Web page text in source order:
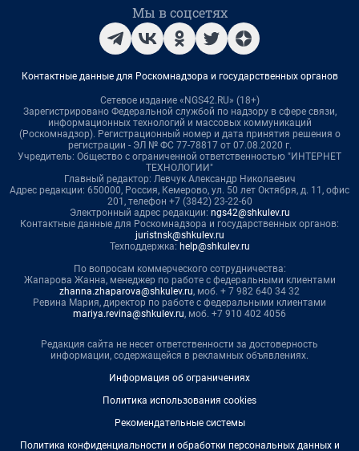
Мы в соцсетях
Контактные данные для Роскомнадзора и государственных органов
Сетевое издание «NGS42.RU» (18+)
Зарегистрировано Федеральной службой по надзору в сфере связи,
информационных технологий и массовых коммуникаций
(Роскомнадзор). Регистрационный номер и дата принятия решения о
регистрации - ЭЛ № ФС 77-78817 от 07.08.2020 г.
Учредитель: Общество с ограниченной ответственностью "ИНТЕРНЕТ
ТЕХНОЛОГИИ"
Главный редактор: Левчук Александр Николаевич
Адрес редакции: 650000, Россия, Кемерово, ул. 50 лет Октября, д. 11, офис
201, телефон +7 (3842) 23-22-60
Электронный адрес редакции: ngs42@shkulev.ru
Контактные данные для Роскомнадзора и государственных органов:
juristnsk@shkulev.ru
Техподдержка: help@shkulev.ru
По вопросам коммерческого сотрудничества:
Жапарова Жанна, менеджер по работе с федеральными клиентами
zhanna.zhaparova@shkulev.ru, моб. + 7 982 640 34 32
Ревина Мария, директор по работе с федеральными клиентами
mariya.revina@shkulev.ru, моб. +7 910 402 4056
Редакция сайта не несет ответственности за достоверность
информации, содержащейся в рекламных объявлениях.
Информация об ограничениях
Политика использования cookies
Рекомендательные системы
Политика конфиденциальности и обработки персональных данных и